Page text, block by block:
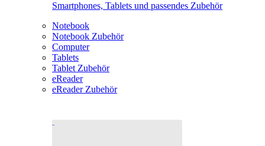
Smartphones, Tablets und passendes Zubehör
Notebook
Notebook Zubehör
Computer
Tablets
Tablet Zubehör
eReader
eReader Zubehör